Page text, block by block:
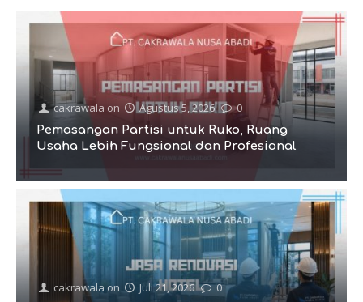
cakrawala on Agustus 5, 2026 0
Pemasangan Partisi untuk Ruko, Ruang
Usaha Lebih Fungsional dan Profesional
cakrawalaon Juli 21, 2026 0